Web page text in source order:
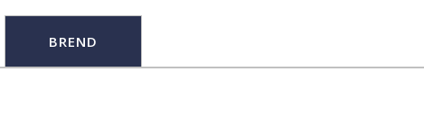
BREND